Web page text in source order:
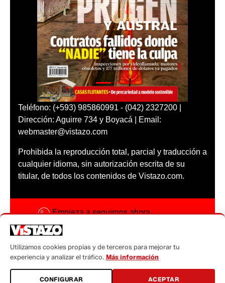
Teléfono: (+593) 985860991 - (042) 2327200 |
Dirección: Aguirre 734 y Boyacá | Email:
webmaster@vistazo.com
Prohibida la reproducción total, parcial y traducción a
cualquier idioma, sin autorización escrita de su
titular, de todos los contenidos de Vistazo.com.
Empieza a seguirnos ahora
Código ética
Sugerencias a:
sugerencias@vistazo.com
Utilizamos cookies propias y de terceros para mejorar tu
experiencia y analizar el tráfico. Más información
CONFIGURAR ACEPTAR